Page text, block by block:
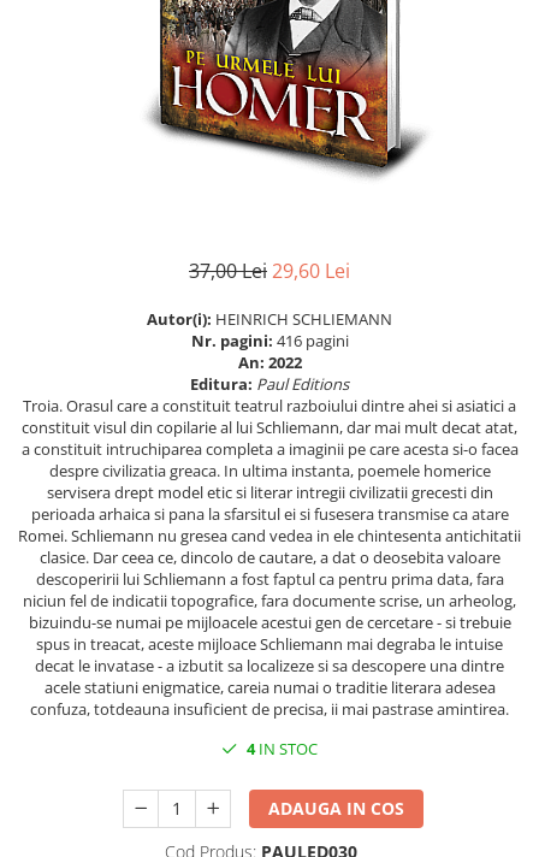
Manuale scolare/Cursuri
Spiritualitate/Ezoterism
Sport
Stiinte/Educatie
37,00 Lei29,60 Lei
Autor(i): HEINRICH SCHLIEMANN
Nr. pagini: 416 pagini
An: 2022
Editura: Paul Editions
Troia. Orasul care a constituit teatrul razboiului dintre ahei si asiatici a
constituit visul din copilarie al lui Schliemann, dar mai mult decat atat,
a constituit intruchiparea completa a imaginii pe care acesta si-o facea
despre civilizatia greaca. In ultima instanta, poemele homerice
servisera drept model etic si literar intregii civilizatii grecesti din
perioada arhaica si pana la sfarsitul ei si fusesera transmise ca atare
Romei. Schliemann nu gresea cand vedea in ele chintesenta antichitatii
clasice. Dar ceea ce, dincolo de cautare, a dat o deosebita valoare
descoperirii lui Schliemann a fost faptul ca pentru prima data, fara
niciun fel de indicatii topografice, fara documente scrise, un arheolog,
bizuindu-se numai pe mijloacele acestui gen de cercetare - si trebuie
spus in treacat, aceste mijloace Schliemann mai degraba le intuise
decat le invatase - a izbutit sa localizeze si sa descopere una dintre
acele statiuni enigmatice, careia numai o traditie literara adesea
confuza, totdeauna insuficient de precisa, ii mai pastrase amintirea.
4IN STOC
ADAUGA IN COS
Cod Produs: PAULED030